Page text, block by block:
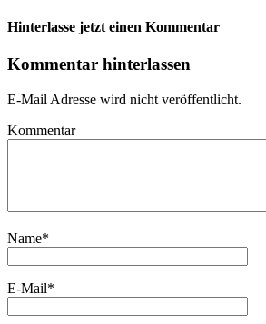
Hinterlasse jetzt einen Kommentar
Kommentar hinterlassen
E-Mail Adresse wird nicht veröffentlicht.
Kommentar
Name*
E-Mail*